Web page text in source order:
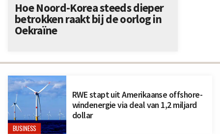
BUSINESS
RWE stapt uit Amerikaanse offshore-
windenergie via deal van 1,2 miljard
dollar
Hoe Noord-Korea steeds dieper
betrokken raakt bij de oorlog in
Oekraïne